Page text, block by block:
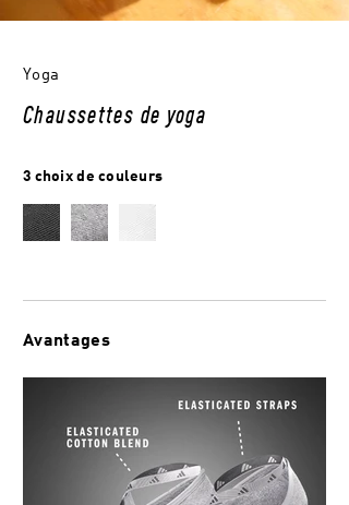
Yoga
Chaussettes de yoga
3 choix de couleurs
Avantages